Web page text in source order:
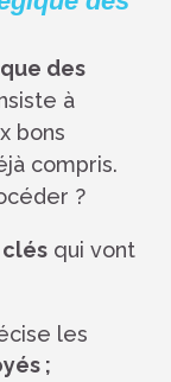
des
à
bons
compris.
?
qui vont
les
;